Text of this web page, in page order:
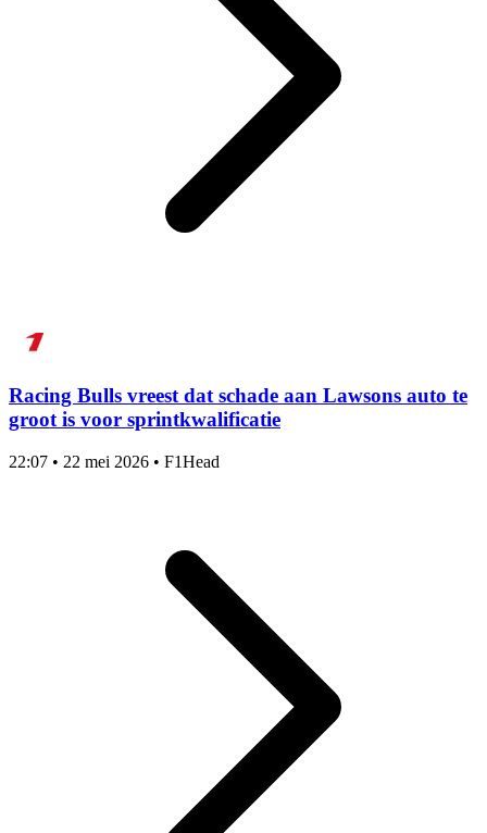
Racing Bulls vreest dat schade aan Lawsons auto te
groot is voor sprintkwalificatie
22:07 • 22 mei 2026 • F1Head